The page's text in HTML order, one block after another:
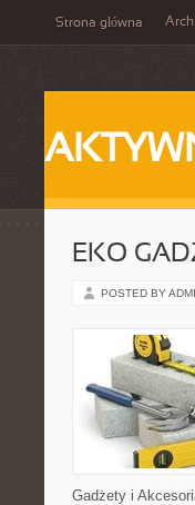
Strona główna
EKO
POSTED BY
Gadżety i